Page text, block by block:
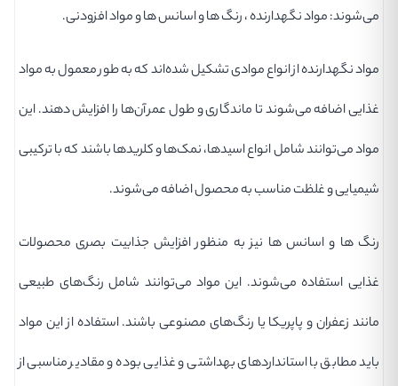
می‌شوند: مواد نگهدارنده ، رنگ ها و اسانس ها و مواد افزودنی.
مواد نگهدارنده از انواع موادی تشکیل شده‌اند که به طور معمول به مواد
غذایی اضافه می‌شوند تا ماندگاری و طول عمر آن‌ها را افزایش دهند. این
مواد می‌توانند شامل انواع اسیدها، نمک‌ها و کلریدها باشند که با ترکیبی
شیمیایی و غلظت مناسب به محصول اضافه می‌شوند.
رنگ ها و اسانس ها نیز به منظور افزایش جذابیت بصری محصولات
غذایی استفاده می‌شوند. این مواد می‌توانند شامل رنگ‌های طبیعی
مانند زعفران و پاپریکا یا رنگ‌های مصنوعی باشند. استفاده از این مواد
باید مطابق با استانداردهای بهداشتی و غذایی بوده و مقادیر مناسبی از